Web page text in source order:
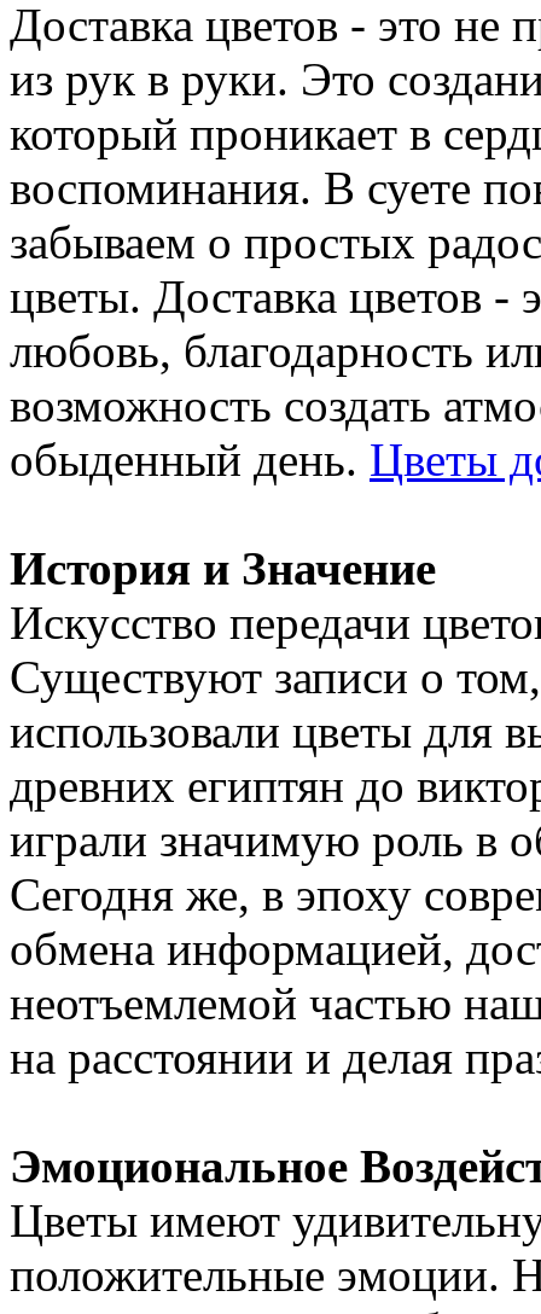
Доставка цветов - это не
из рук в руки. Это
который проникает в
воспоминания. В суете
забываем о простых
цветы. Доставка цветов -
любовь, благодарность
возможность создать
обыденный день. Цветы
История и Значение
Искусство передачи
Существуют записи о
использовали цветы для
древних египтян до
играли значимую роль в
Сегодня же, в эпоху
обмена информацией,
неотъемлемой частью
на расстоянии и делая
Эмоциональное
Цветы имеют
положительные эмоции.